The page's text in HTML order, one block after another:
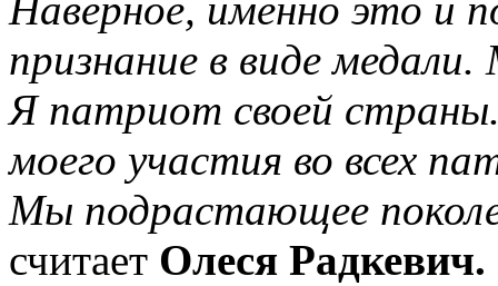
Наверное, именно это и
признание в виде
Я патриот своей
моего участия во всех
Мы подрастающее
считает Олеся Радкевич.